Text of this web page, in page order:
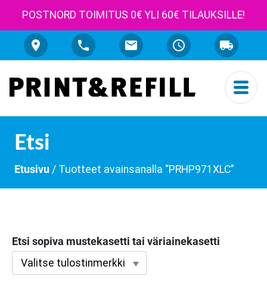
POSTNORD TOIMITUS 0€ YLI 60€ TILAUKSILLE!
Etsi
Etusivu / Tuotteet avainsanalla “PRHP971XLC”
Etsi sopiva mustekasetti tai väriainekasetti